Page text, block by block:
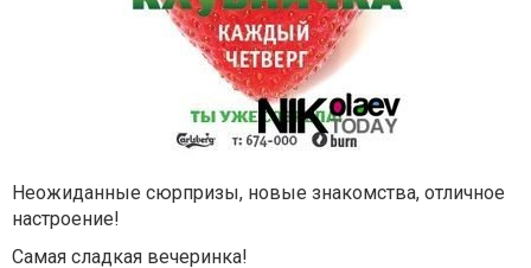
Неожиданные сюрпризы, новые знакомства, отличное
настроение!
Самая сладкая вечеринка!